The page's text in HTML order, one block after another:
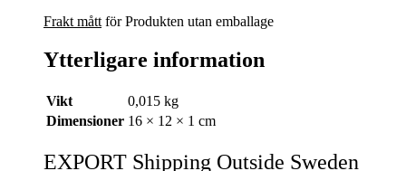
Frakt mått för Produkten utan emballage
Ytterligare information
Vikt
0,015 kg
Dimensioner 16 × 12 × 1 cm
EXPORT Shipping Outside Sweden